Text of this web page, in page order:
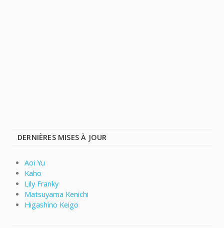
DERNIÈRES MISES À JOUR
Aoi Yu
Kaho
Lily Franky
Matsuyama Kenichi
Higashino Keigo